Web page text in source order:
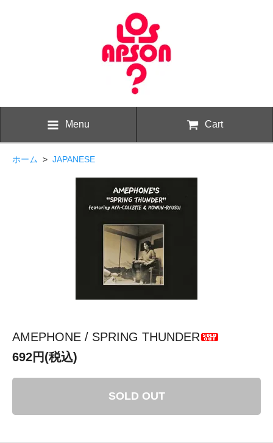
Menu Cart
ホーム > JAPANESE
AMEPHONE / SPRING THUNDER
692円(税込)
SOLD OUT